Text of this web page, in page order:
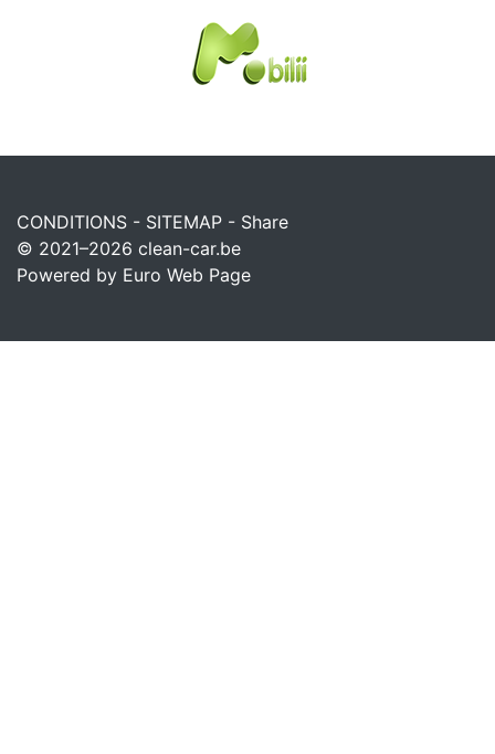
CONDITIONS - SITEMAP - Share
© 2021–2026 clean-car.be
Powered by Euro Web Page